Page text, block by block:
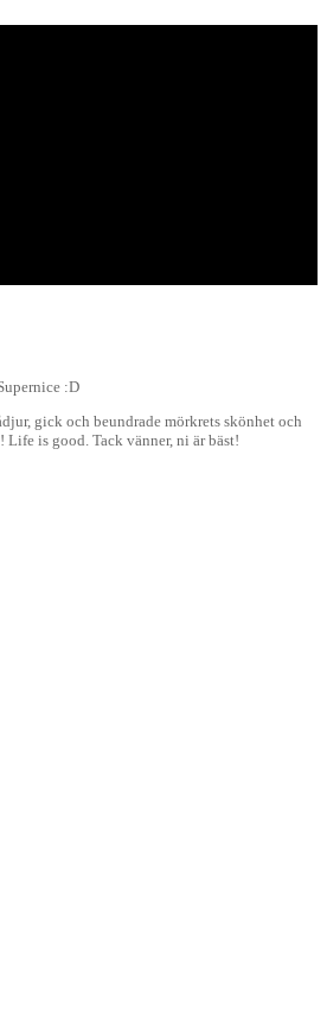
:D
gick och beundrade mörkrets skönhet och
is good. Tack vänner, ni är bäst!